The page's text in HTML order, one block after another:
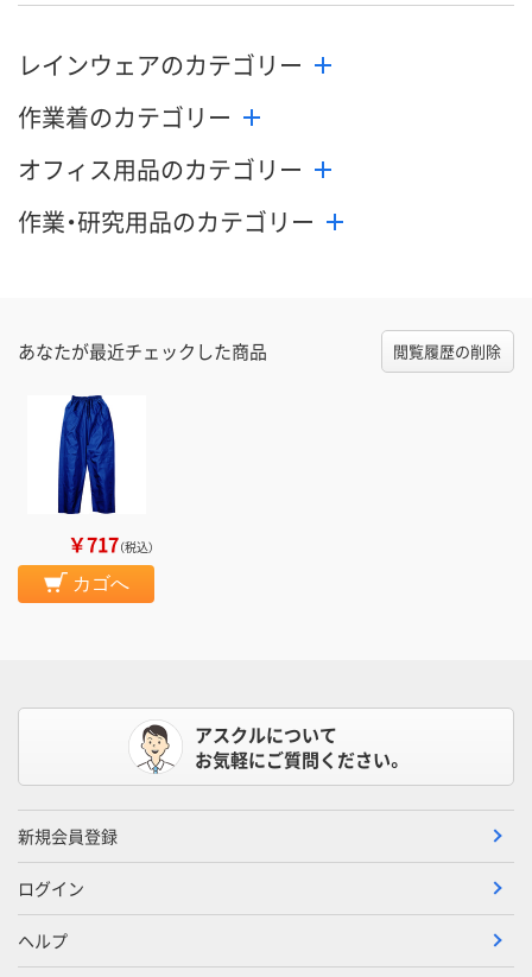
レインウェアのカテゴリー
作業着のカテゴリー
オフィス用品のカテゴリー
作業・研究用品のカテゴリー
あなたが最近チェックした商品 閲覧履歴の削除
￥717（税込）
カゴへ
アスクルについて
お気軽にご質問ください。
新規会員登録
ログイン
ヘルプ